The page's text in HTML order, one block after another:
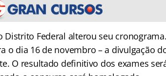
Distrito Federal alterou seu
o dia 16 de novembro – a divulgação
O resultado definitivo dos exames